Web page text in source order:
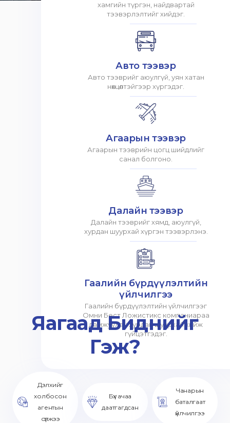
хамгийн түргэн, найдвартай
тээвэрлэлтийг хийдэг.
Авто тээвэр
Авто тээврийг аюулгүй, уян хатан
нөхцөлтэйгээр хүргэдэг.
Агаарын тээвэр
Агаарын тээврийн цогц шийдлийг
санал болгоно.
Далайн тээвэр
Далайн тээврийг хямд, аюулгүй,
хурдан шуурхай хүргэн тээвэрлэнэ.
Гаалийн бүрдүүлэлтийн
үйлчилгээ
Гаалийн бүрдүүлэлтийн үйлчилгээг
Омни Бест Ложистикс компаниараа
дамжуулан хурдан шуурхай хийж
гүйцэтгэдэг.
Яагаад Биднийг
Гэж?
Дэлхийг
холбосон
агентын
сүлжээ
Бүх ачаа
даатгагдсан
Чанарын
баталгаат
үйлчилгээ